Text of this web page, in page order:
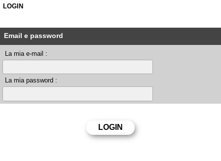
LOGIN
Email e password
La mia e-mail :
La mia password :